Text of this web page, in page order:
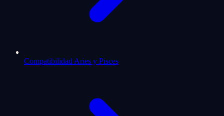
Compatibilidad Aries y Pisces